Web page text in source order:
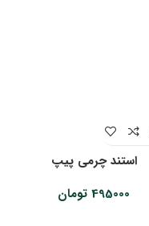
استند چرمی پیپ
495000 تومان